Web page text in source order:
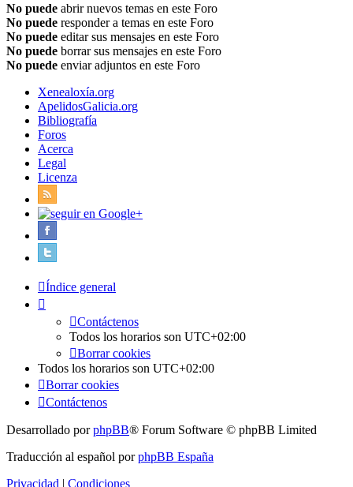
No puede abrir nuevos temas en este Foro
No puede responder a temas en este Foro
No puede editar sus mensajes en este Foro
No puede borrar sus mensajes en este Foro
No puede enviar adjuntos en este Foro
Xenealoxía.org
ApelidosGalicia.org
Bibliografía
Foros
Acerca
Legal
Licenza
Índice general
Contáctenos
Todos los horarios son UTC+02:00
Borrar cookies
Todos los horarios son UTC+02:00
Borrar cookies
Contáctenos
Desarrollado porphpBB® Forum Software © phpBB Limited
Traducción al español porphpBB España
Privacidad | Condiciones